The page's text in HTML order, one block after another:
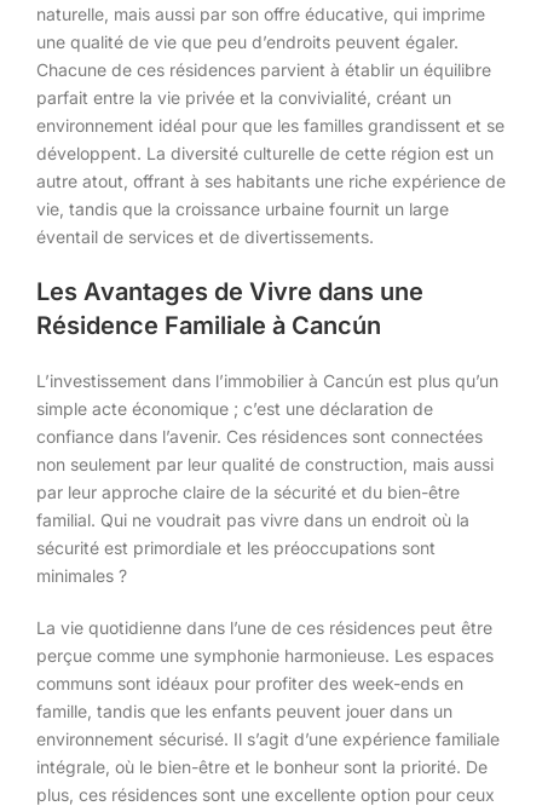
naturelle, mais aussi par son offre éducative, qui imprime
une qualité de vie que peu d’endroits peuvent égaler.
Chacune de ces résidences parvient à établir un équilibre
parfait entre la vie privée et la convivialité, créant un
environnement idéal pour que les familles grandissent et se
développent. La diversité culturelle de cette région est un
autre atout, offrant à ses habitants une riche expérience de
vie, tandis que la croissance urbaine fournit un large
éventail de services et de divertissements.
Les Avantages de Vivre dans une
Résidence Familiale à Cancún
L’investissement dans l’immobilier à Cancún est plus qu’un
simple acte économique ; c’est une déclaration de
confiance dans l’avenir. Ces résidences sont connectées
non seulement par leur qualité de construction, mais aussi
par leur approche claire de la sécurité et du bien-être
familial. Qui ne voudrait pas vivre dans un endroit où la
sécurité est primordiale et les préoccupations sont
minimales ?
La vie quotidienne dans l’une de ces résidences peut être
perçue comme une symphonie harmonieuse. Les espaces
communs sont idéaux pour profiter des week-ends en
famille, tandis que les enfants peuvent jouer dans un
environnement sécurisé. Il s’agit d’une expérience familiale
intégrale, où le bien-être et le bonheur sont la priorité. De
plus, ces résidences sont une excellente option pour ceux